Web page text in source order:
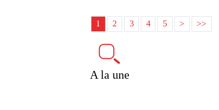
1 2 3 4 5 > >>
A la une